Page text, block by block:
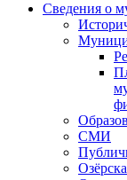
Сведения о
СМИ